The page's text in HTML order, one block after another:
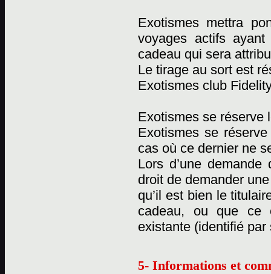
Exotismes mettra
voyages actifs
cadeau qui sera
Le tirage au sort est
Exotismes club
Exotismes se réserve
Exotismes se
cas où ce dernier ne
Lors d’une
droit de demander
qu’il est bien le
cadeau, ou que ce
existante (identifié
5- Informations et